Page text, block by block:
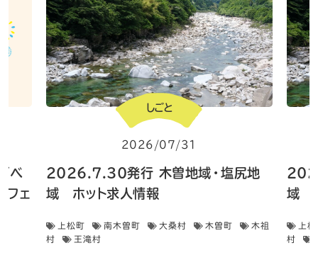
ベ
ェ
しごと
2026/07/31
2026.7.30発行 木曽地域・塩尻地
域 ホット求人情報
上松町 南木曽町 大桑村 木曽町
木祖
村
王滝村
域
上
村